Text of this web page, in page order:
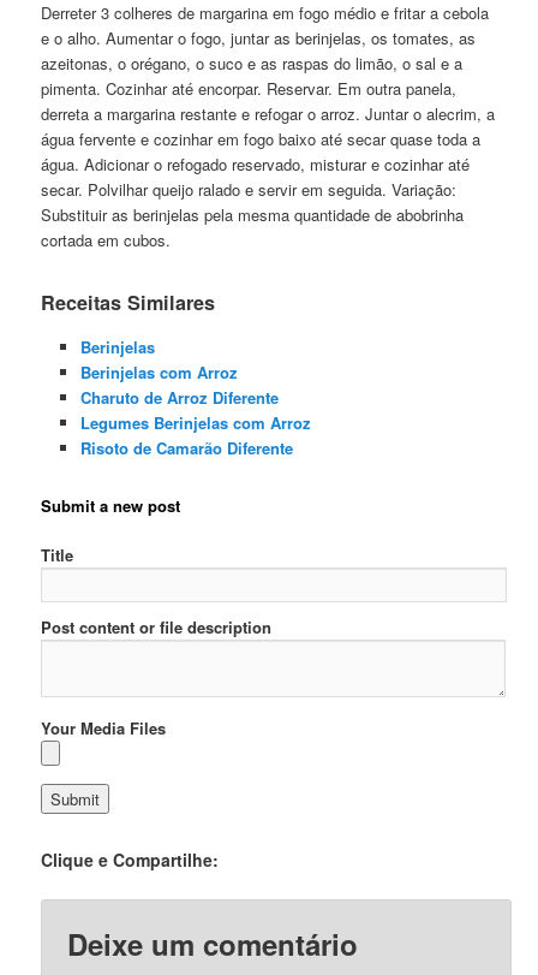
Derreter 3 colheres de margarina em fogo médio e fritar a cebola
e o alho. Aumentar o fogo, juntar as berinjelas, os tomates, as
azeitonas, o orégano, o suco e as raspas do limão, o sal e a
pimenta. Cozinhar até encorpar. Reservar. Em outra panela,
derreta a margarina restante e refogar o arroz. Juntar o alecrim, a
água fervente e cozinhar em fogo baixo até secar quase toda a
água. Adicionar o refogado reservado, misturar e cozinhar até
secar. Polvilhar queijo ralado e servir em seguida. Variação:
Substituir as berinjelas pela mesma quantidade de abobrinha
cortada em cubos.
Receitas Similares
Berinjelas
Berinjelas com Arroz
Charuto de Arroz Diferente
Legumes Berinjelas com Arroz
Risoto de Camarão Diferente
Submit a new post
Title
Post content or file description
Your Media Files
Clique e Compartilhe:
Deixe um comentário